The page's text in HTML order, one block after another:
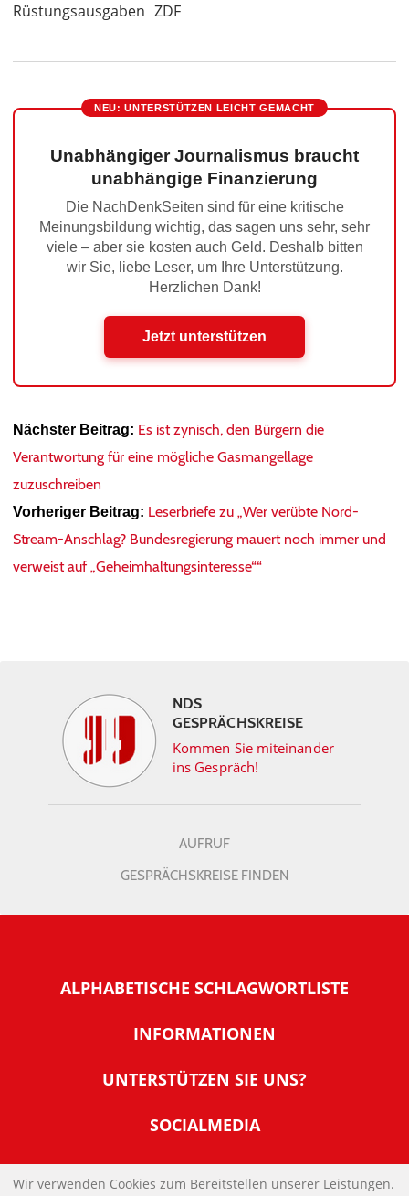
Rüstungsausgaben ZDF
NEU: UNTERSTÜTZEN LEICHT GEMACHT
Unabhängiger Journalismus braucht
unabhängige Finanzierung
Die NachDenkSeiten sind für eine kritische
Meinungsbildung wichtig, das sagen uns sehr, sehr
viele – aber sie kosten auch Geld. Deshalb bitten
wir Sie, liebe Leser, um Ihre Unterstützung.
Herzlichen Dank!
Jetzt unterstützen
Nächster Beitrag: Es ist zynisch, den Bürgern die
Verantwortung für eine mögliche Gasmangellage
zuzuschreiben
Vorheriger Beitrag: Leserbriefe zu „Wer verübte Nord-
Stream-Anschlag? Bundesregierung mauert noch immer und
verweist auf „Geheimhaltungsinteresse““
NDS
GESPRÄCHSKREISE
Kommen Sie miteinander
ins Gespräch!
AUFRUF
GESPRÄCHSKREISE FINDEN
ALPHABETISCHE SCHLAGWORTLISTE
INFORMATIONEN
Warum NachDenkSeiten
Tipps zur Nutzung der NachDenkSeiten
Banner und E-Mail-Signaturen
UNTERSTÜTZEN SIE UNS?
Werden Sie Fördermitglied
SOCIALMEDIA
IMPRESSUM
Wir verwenden Cookies zum Bereitstellen unserer Leistungen.